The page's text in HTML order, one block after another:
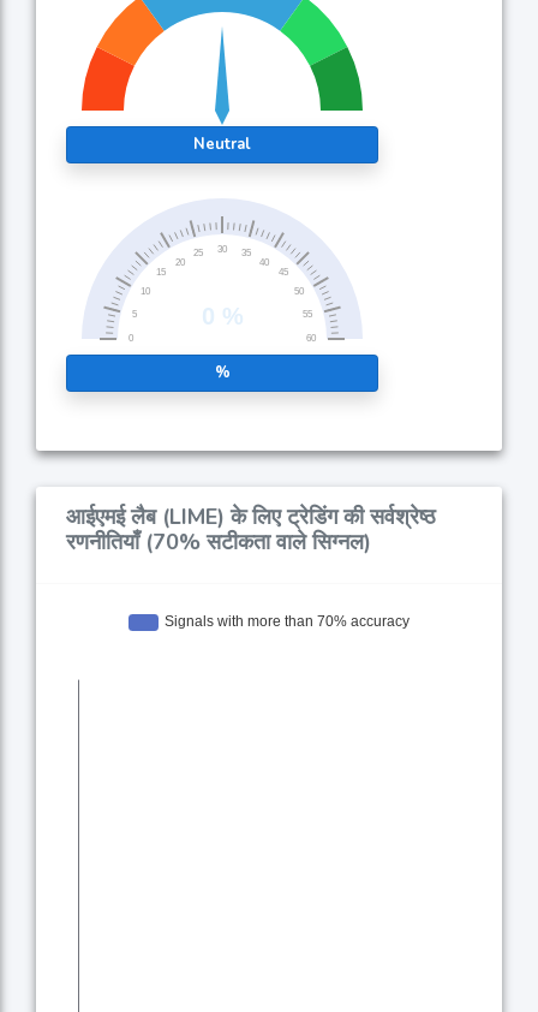
Neutral
%
आईएमई लैब (LIME) के लिए ट्रेडिंग की सर्वश्रेष्ठ
रणनीतियाँ (70% सटीकता वाले सिग्नल)